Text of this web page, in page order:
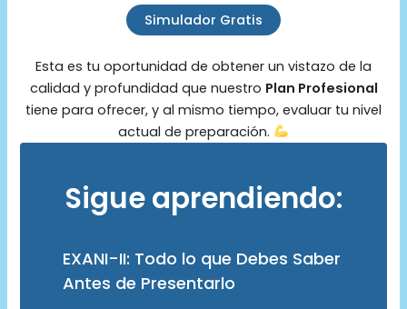
Simulador Gratis
Esta es tu oportunidad de obtener un vistazo de la
calidad y profundidad que nuestro Plan Profesional
tiene para ofrecer, y al mismo tiempo, evaluar tu nivel
actual de preparación.
Sigue aprendiendo:
EXANI-II: Todo lo que Debes Saber
Antes de Presentarlo